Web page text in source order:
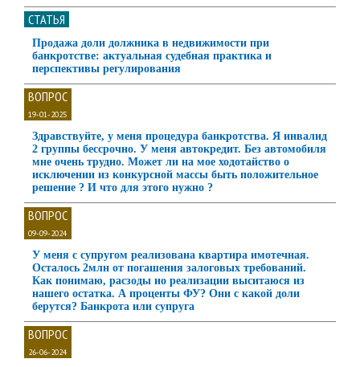
СТАТЬЯ
Продажа доли должника в недвижимости при
банкротстве: актуальная судебная практика и
перспективы регулирования
ВОПРОС
19-01-2025
Здравствуйте, у меня процедура банкротства. Я инвалид
2 группы бессрочно. У меня автокредит. Без автомобиля
мне очень трудно. Может ли на мое ходотайство о
исключении из конкурсной массы быть положительное
решение ? И что для этого нужно ?
ВОПРОС
09-09-2024
У меня с супругом реализована квартира имотечная.
Осталось 2млн от погашения залоговых требований.
Как понимаю, расзоды ио реализации выситаюся из
нашего остатка. А проценты ФУ? Они с какой доли
берутся? Банкрота или супруга
ВОПРОС
26-06-2024